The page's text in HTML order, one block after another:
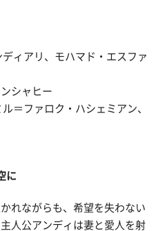
ィアリ、モハマド・エスファ
シャヒー
＝ファロク・ハシェミアン、
に
れながらも、希望を失わない
人公アンディは妻と愛人を射